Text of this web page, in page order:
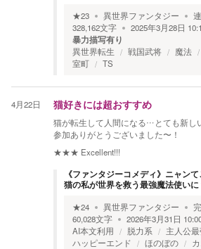
★23 異世界ファンタジー
328,162文字 2025年3月28日
暴力描写有り
異世界転生 戦国武将 魔法
室町
TS
4月22日 猫好きには超おすすめ
猫が転生して人間になる…とても新し
参加ありがとうございました〜！
★★★ Excellent!!!
《ファンタジーコメディ》ニャン
猫の私が世界を救う最強魔法使いに
★24 異世界ファンタジー
60,028文字 2026年3月31日
AI本文利用
脱力系 主人公最
ハッピーエンド
ほのぼの